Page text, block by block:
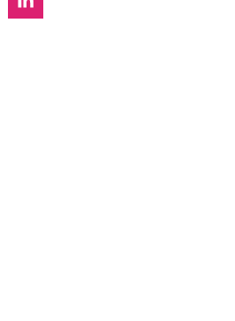
Twitterissä
Jaa Linkedinissä